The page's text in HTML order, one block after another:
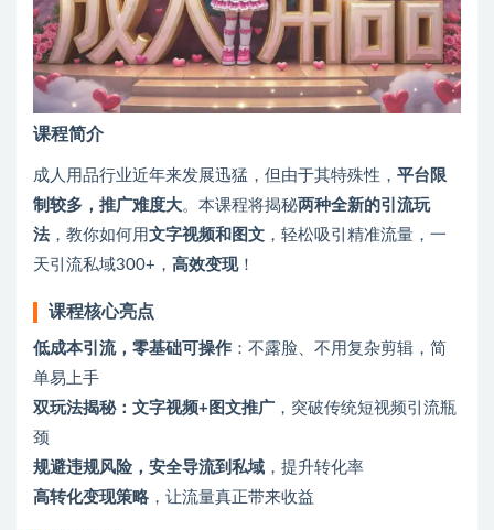
课程简介
成人用品行业近年来发展迅猛，但由于其特殊性， 平台限
制较多，推广难度大。本课程将揭秘两种全新的引流玩
法，教你如何用文字视频和图文 ，轻松吸引精准流量，一
天引流私域300+， 高效变现！
课程核心亮点
低成本引流，零基础可操作 ：不露脸、不用复杂剪辑，简
单易上手
双玩法揭秘：文字视频+图文推广 ，突破传统短视频引流瓶
颈
规避违规风险，安全导流到私域 ，提升转化率
高转化变现策略 ，让流量真正带来收益